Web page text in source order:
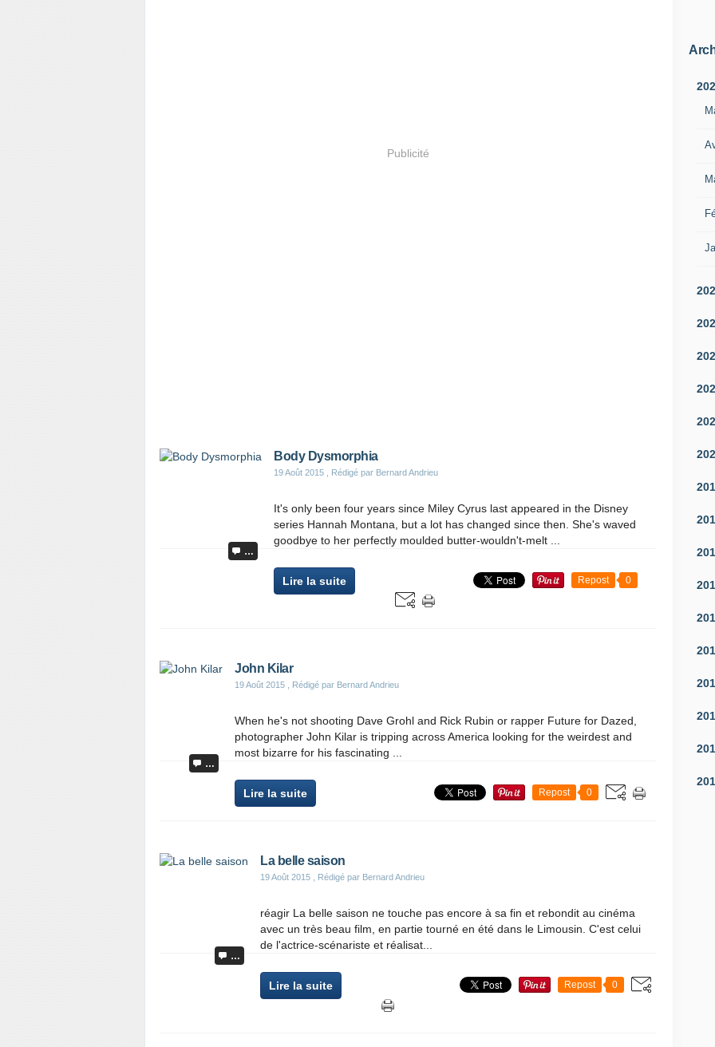
Publicité
…
Body Dysmorphia
19 Août 2015 , Rédigé par Bernard Andrieu
It's only been four years since Miley Cyrus last appeared in the Disney
series Hannah Montana, but a lot has changed since then. She's waved
goodbye to her perfectly moulded butter-wouldn't-melt ...
Lire la suite Repost 0
…
John Kilar
19 Août 2015 , Rédigé par Bernard Andrieu
When he's not shooting Dave Grohl and Rick Rubin or rapper Future for Dazed,
photographer John Kilar is tripping across America looking for the weirdest and
most bizarre for his fascinating ...
Lire la suite Repost 0
…
La belle saison
19 Août 2015 , Rédigé par Bernard Andrieu
réagir La belle saison ne touche pas encore à sa fin et rebondit au cinéma
avec un très beau film, en partie tourné en été dans le Limousin. C'est celui
de l'actrice-scénariste et réalisat...
Lire la suite Repost 0